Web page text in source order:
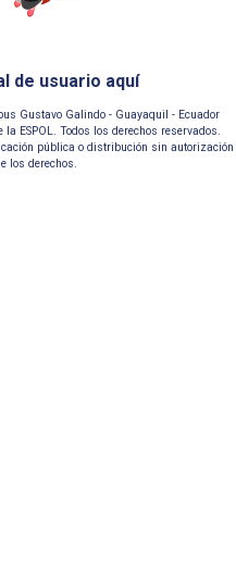
de usuario aquí
Gustavo Galindo - Guayaquil - Ecuador
ESPOL. Todos los derechos reservados.
pública o distribución sin autorización
los derechos.